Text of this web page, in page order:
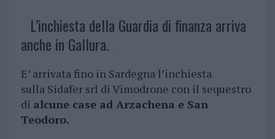
L’inchiesta della Guardia di finanza arriva
anche in Gallura.
E’ arrivata fino in Sardegna l’inchiesta
sulla Sidafer srl di Vimodrone con il sequestro
di alcune case ad Arzachena e San
Teodoro.